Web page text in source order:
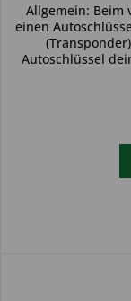
Allgemein: Beim
einen
Autoschlüssel